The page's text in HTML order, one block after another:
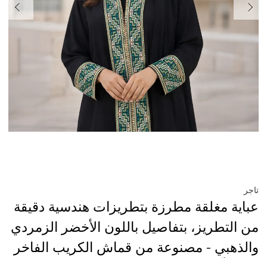
تاجر
عباية مغلقة مطرزة بتطريزات هندسية دقيقة
من التطريز، بتفاصيل باللون الأخضر الزمردي
والذهبي - مصنوعة من قماش الكريب الفاخر